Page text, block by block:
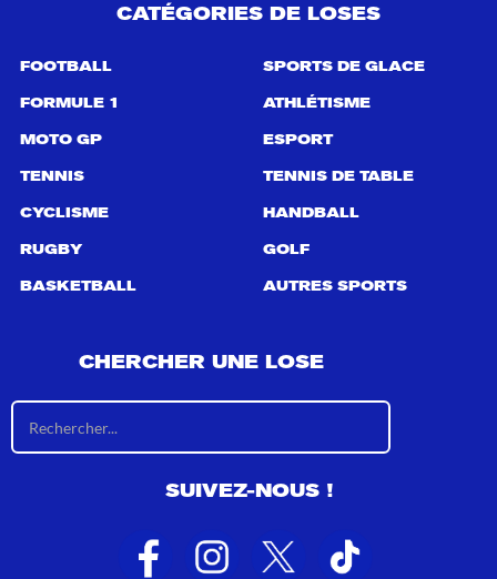
CATÉGORIES DE LOSES
FOOTBALL
FORMULE 1
MOTO GP
TENNIS
CYCLISME
RUGBY
BASKETBALL
SPORTS DE GLACE
ATHLÉTISME
ESPORT
TENNIS DE TABLE
HANDBALL
GOLF
AUTRES SPORTS
CHERCHER UNE LOSE
s
l
a
t
SUIVEZ-NOUS !